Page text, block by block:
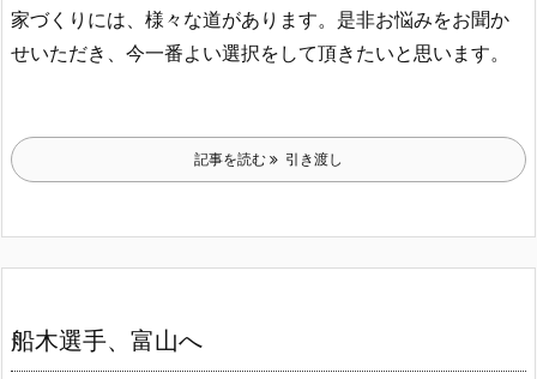
家づくりには、様々な道があります。 是非お悩みをお聞か
せいただき、今一番よい選択をして頂きたいと思います。
記事を読む 引き渡し
船木選手、富山へ